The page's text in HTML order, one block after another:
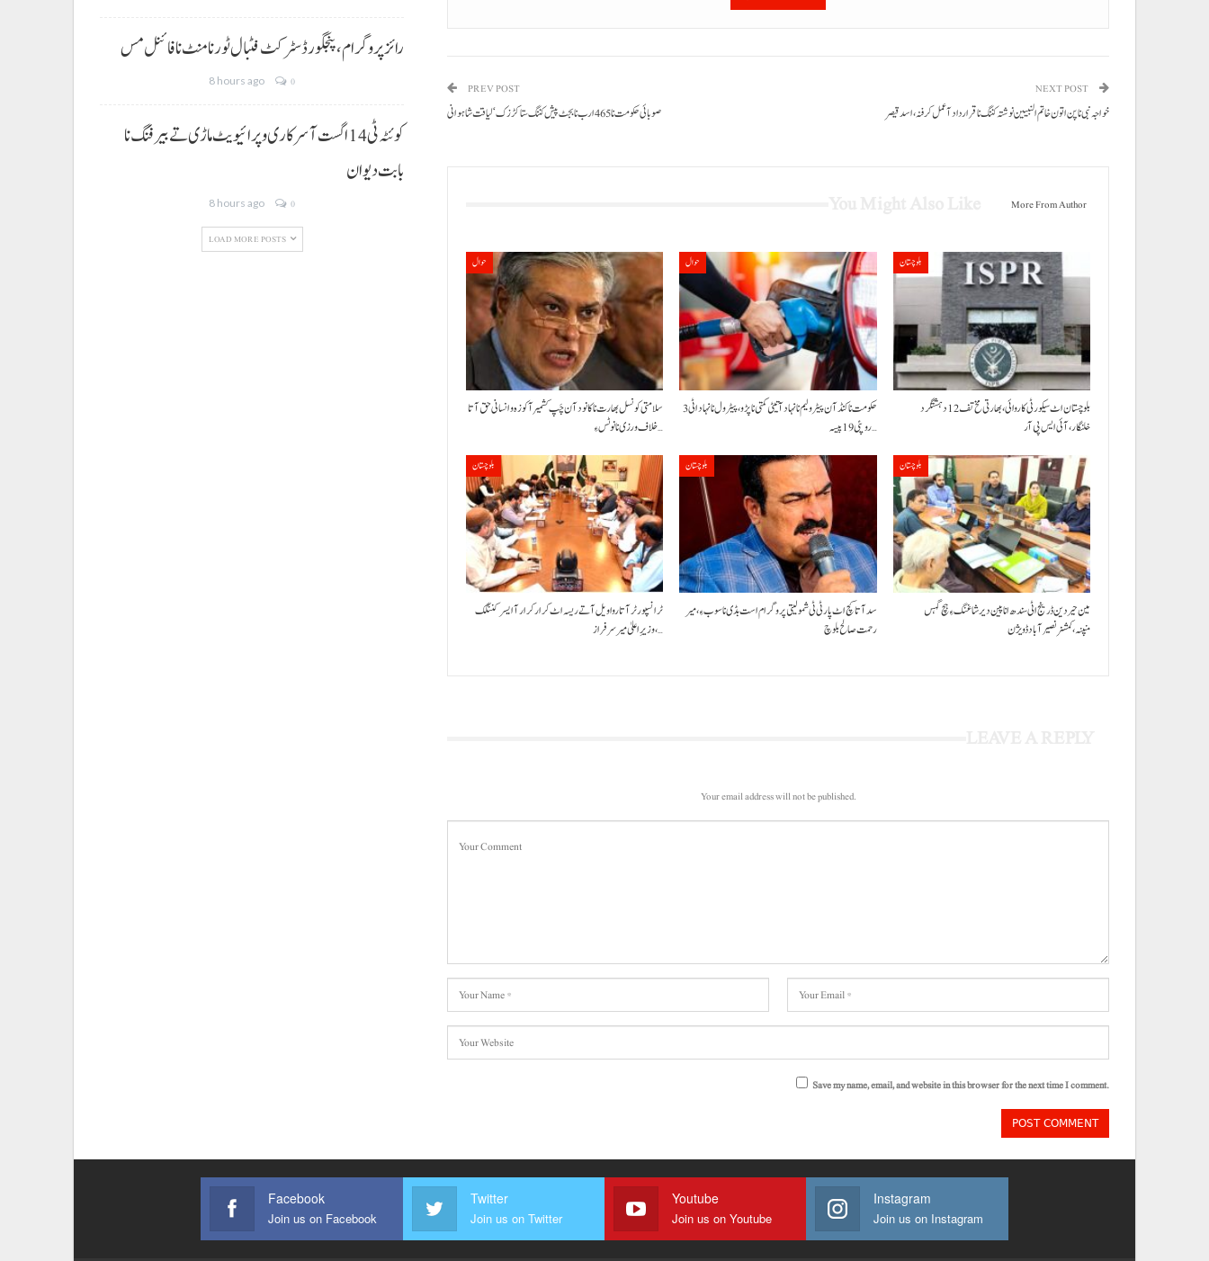
PREV POST
صوبائی حکومت نا 465 ارب نا بجٹ پیش کننگ ستا کڑزک‘ لیاقت شاہوانی
NEXT POST
خواجہ نبی نا پن اتون خاتم النبیین نوشتہ کننگ نا قرارداد آ عمل کرفنہ، اسد قیصر
More From Author
حوال
سلامتی کونسل بھارت نا کانود آن چَپ کشمیر آ کوزہ و انسانی حق آتا
خلاف ورزی نا نوٹس ءِ…
حوال
حکومت نا کنڈ آن پیٹرولیم نا نہاد آتیٹی کمتی نا پڑو،پیٹرول نا نہاد اٹی 3
روپئی 19 پیسہ…
بلوچستان
بلوچستان اٹ سیکورٹی کاروائی، بھارتی مخ تف 12 دہشتگرد
خلنگار،آئی ایس پی آر
بلوچستان
ٹرانسپورٹر آتا روا ویل آتے ریسہ اٹ کرار کرار آ ایسر کننگک
،وزیرِ اعلیٰ میر سرفراز…
بلوچستان
سد آتا کچ اٹ پارٹی ٹی شمولیتی پروگرام است بڈی نا سوب ءِ،میر
رحمت صالح بلوچ
بلوچستان
مین حیردین ڈرینج اٹی سندھ انا پین دیر شاغنگ ءِ ہچ گہس
منپنہ،کمشنر نصیرآباد ڈویژن
Your email address will not be published.
Save my name, email, and website in this browser for the next time I comment.
رائز پروگرام، پنجگور ڈسٹرکٹ فٹبال ٹورنامنٹ نا فائنل مس
8 hours ago 0
کوئٹہ ٹی 14 اگست آ سرکاری و پرائیویٹ ماڑی تے بیرفنگ نا
بابت دیوان
8 hours ago 0
LOAD MORE POSTS
Facebook
Join us on Facebook
Twitter
Join us on Twitter
Youtube
Join us on Youtube
Instagram
Join us on Instagram